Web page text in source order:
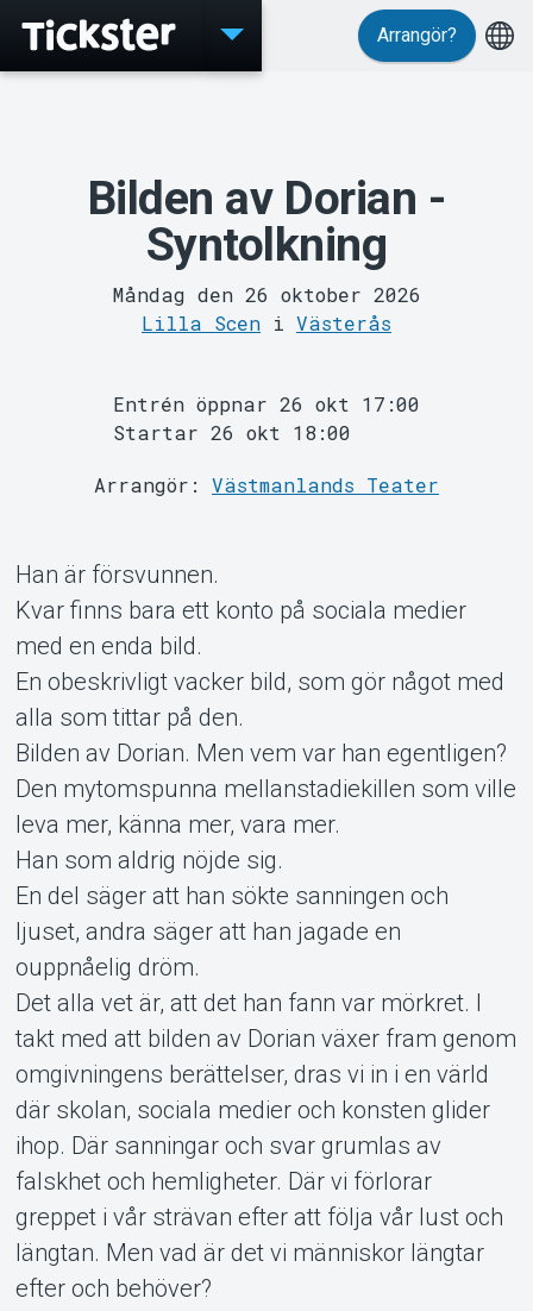
Support
Om Tickster
Arrangör?
Bilden av Dorian -
Syntolkning
Måndag den 26 oktober 2026
Lilla Scen i Västerås
Entrén öppnar 26 okt 17:00
Startar 26 okt 18:00
Arrangör: Västmanlands Teater
Han är försvunnen.
Kvar finns bara ett konto på sociala medier
med en enda bild.
En obeskrivligt vacker bild, som gör något med
alla som tittar på den.
Bilden av Dorian. Men vem var han egentligen?
Den mytomspunna mellanstadiekillen som ville
leva mer, känna mer, vara mer.
Han som aldrig nöjde sig.
En del säger att han sökte sanningen och
ljuset, andra säger att han jagade en
ouppnåelig dröm.
Det alla vet är, att det han fann var mörkret. I
takt med att bilden av Dorian växer fram genom
omgivningens berättelser, dras vi in i en värld
där skolan, sociala medier och konsten glider
ihop. Där sanningar och svar grumlas av
falskhet och hemligheter. Där vi förlorar
greppet i vår strävan efter att följa vår lust och
längtan. Men vad är det vi människor längtar
efter och behöver?